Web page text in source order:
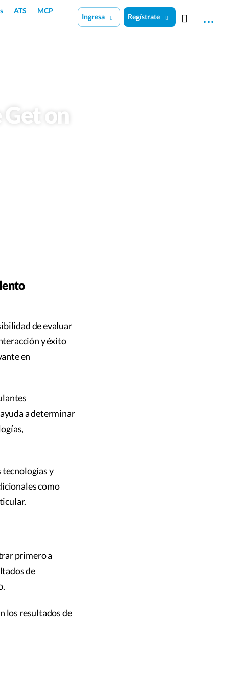
ATS MCP
Ingresa Regístrate
on
de evaluar
y éxito
en
a determinar
tecnologías y
como
primero a
de
los resultados de